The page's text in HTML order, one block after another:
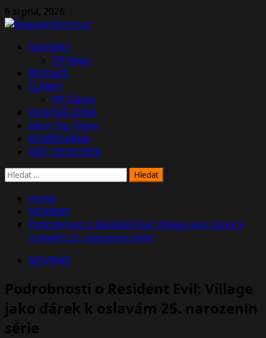
Skip
to
6 srpna, 2026
PrimaryNOVINKY
PR News
RECENZE
ČLÁNKY
PR Články
FILMOVÁ ZÓNA
Herní Tip Týdne
KOMIKSÁRNA
SVĚT DESKOVEK
Vyhledávání
Home
NOVINKY
Podrobnosti o Resident Evil: Village jako dárek k
oslavám 25. narozenin série
NOVINKY
Podrobnosti o Resident Evil: Village
jako dárek k oslavám 25. narozenin
série